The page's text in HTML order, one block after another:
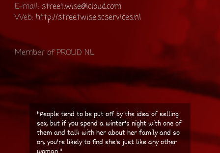
E-mail: street.wise@icloud.com
Web: http://streetwise.scservices.nl
Member of PROUD NL
"People tend to be put off by the idea of selling
sex, but if you spend a winter's night with one of
them and talk with her about her family and so
on, you're likely to find she's just like any other